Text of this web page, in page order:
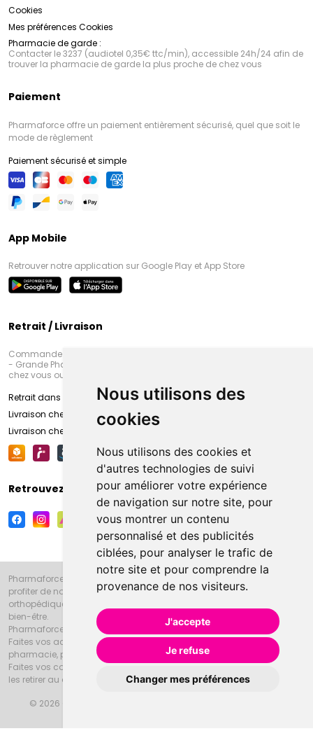
Nous utilisons des
cookies
Nous utilisons des cookies et
d'autres technologies de suivi
pour améliorer votre expérience
de navigation sur notre site, pour
vous montrer un contenu
personnalisé et des publicités
ciblées, pour analyser le trafic de
notre site et pour comprendre la
provenance de nos visiteurs.
J'accepte
Je refuse
Changer mes préférences
Cookies
Mes préférences Cookies
Pharmacie de garde :
Contacter le 3237 (audiotel 0,35€ ttc/min), accessible 24h/24 afin de
trouver la pharmacie de garde la plus proche de chez vous
Paiement
Pharmaforce offre un paiement entièrement sécurisé, quel que soit le
mode de règlement
Paiement sécurisé et simple
App Mobile
Retrouver notre application sur Google Play et App Store
Retrait / Livraison
Commandez en ligne et venez chercher votre commande à Amiens
- Grande Pharmacie d’Amiens (Fachon) ou recevez-là rapidement
chez vous ou en point retrait
Retrait dans la pharmacie d’Amiens
Livraison chez vous
Livraison chez votre commerçant
Retrouvez-nous sur vos réseaux sociaux
Pharmaforce.fr et la Grande Pharmacie d’Amiens vous souhaitent de
profiter de notre accueil, de nos conseils pharmaceutiques,
orthopédiques, homéopathiques, parapharmaceutiques, beauté et
bien-être.
Pharmaforce.fr est le site internet de la Grande Pharmacie d’Amiens.
Faites vos achats en ligne grâce à un choix de 20000 références en
pharmacie, parapharmacie, diététique et animaux (vétérinaire).
Faites vos courses de pharmacie et parapharmacie en ligne et venez
les retirer au drive ou vous les faire livrer à domicile.
© 2026 Grande Pharmacie d’Amiens